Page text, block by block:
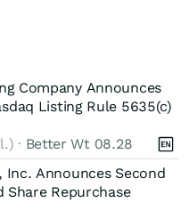
Company Announces
Listing Rule 5635(c)
· Better Wt 08.28
Inc. Announces Second
Share Repurchase